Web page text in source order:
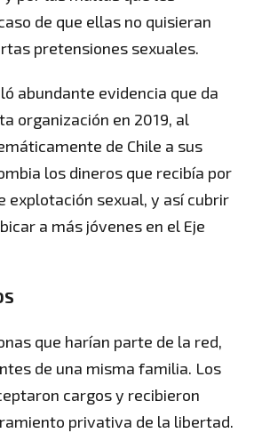
de que ellas no quisieran
pretensiones sexuales.
abundante evidencia que da
organización en 2019, al
de Chile a sus
los dineros que recibía por
explotación sexual, y así cubrir
a más jóvenes en el Eje
que harían parte de la red,
de una misma familia. Los
cargos y recibieron
privativa de la libertad.